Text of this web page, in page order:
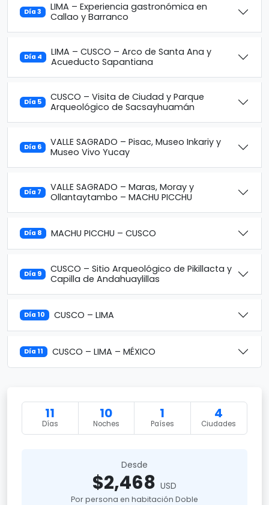
Día 3
LIMA – Experiencia gastronómica en
Callao y Barranco
Día 4
LIMA – CUSCO – Arco de Santa Ana y
Acueducto Sapantiana
Día 5
CUSCO – Visita de Ciudad y Parque
Arqueológico de Sacsayhuamán
Día 6
VALLE SAGRADO – Pisac, Museo Inkariy y
Museo Vivo Yucay
Día 7
VALLE SAGRADO – Maras, Moray y
Ollantaytambo – MACHU PICCHU
Día 8 MACHU PICCHU – CUSCO
Día 9
CUSCO – Sitio Arqueológico de Pikillacta y
Capilla de Andahuaylillas
Día 10 CUSCO – LIMA
Día 11 CUSCO – LIMA – MÉXICO
11
Días
10
Noches
1
Países
4
Ciudades
Desde
$2,468 USD
Por persona en habitación Doble